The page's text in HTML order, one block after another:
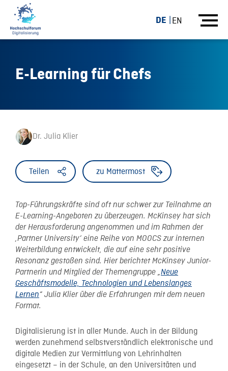
DE EN
E-Learning für Chefs
Dr. Julia Klier
Teilen zu Mattermost
Top-Führungskräfte sind oft nur schwer zur Teilnahme an
E-Learning-Angeboten zu überzeugen. McKinsey hat sich
der Herausforderung angenommen und im Rahmen der
‚Partner University‘ eine Reihe von MOOCS zur internen
Weiterbildung entwickelt, die auf eine sehr positive
Resonanz gestoßen sind. Hier berichtet McKinsey Junior-
Partnerin und Mitglied der Themengruppe „Neue
Geschäftsmodelle, Technologien und Lebenslanges
Lernen“ Julia Klier über die Erfahrungen mit dem neuen
Format.
Digitalisierung ist in aller Munde. Auch in der Bildung
werden zunehmend selbstverständlich elektronische und
digitale Medien zur Vermittlung von Lehrinhalten
eingesetzt – in der Schule, an den Universitäten und